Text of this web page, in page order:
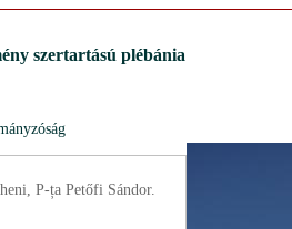
szertartású plébánia
P-ța Petőfi Sándor.